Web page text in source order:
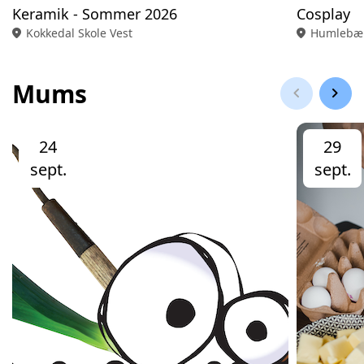
Keramik - Sommer 2026
location_on Kokkedal Skole Vest
Cosplay
location_on
Mums chevron_left chevron_right
24
sept.
29
sept.